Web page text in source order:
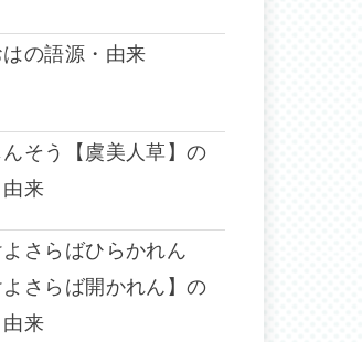
の語源・由来
んそう【虞美人草】の
来
さらばひらかれん
よさらば開かれん】の
来